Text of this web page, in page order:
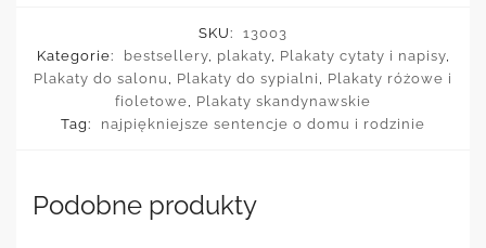
SKU:
13003
Kategorie:
bestsellery, plakaty, Plakaty cytaty i napisy,
Plakaty do salonu , Plakaty do sypialni , Plakaty różowe i
fioletowe, Plakaty skandynawskie
Tag:
najpiękniejsze sentencje o domu i rodzinie
Podobne produkty